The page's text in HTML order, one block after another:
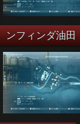
ンフィンダ油田